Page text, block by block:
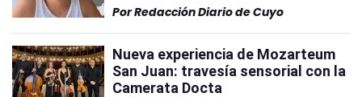
PorRedacción Diario de Cuyo
Nueva experiencia de Mozarteum
San Juan: travesía sensorial con la
Camerata Docta